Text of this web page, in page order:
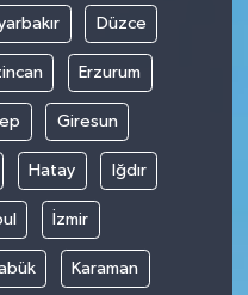
Düzce
Erzurum
Giresun
Hatay Iğdır
İzmir
Karaman